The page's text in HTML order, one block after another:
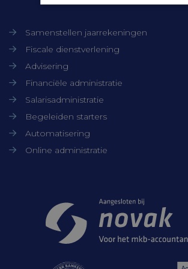
Onze diensten
Samenstellen jaarrekeningen
Fiscale dienstverlening
Advisering
Financiële administratie
Salarisadministratie
Begeleiden starters
Automatisering
Online administratie
Strikt noodzakelijke cookies maken de
mogelijk, zoals gebruikersaanmelding en
worden gebruikt zonder de strikt
noodzakelijke cookies.
Naam